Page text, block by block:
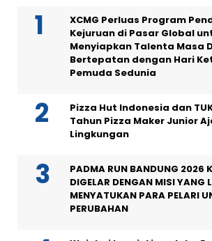
XCMG Perluas Program
Kejuruan di Pasar Global
Menyiapkan Talenta Masa
Bertepatan dengan Hari
Pemuda Sedunia
Pizza Hut Indonesia dan
Tahun Pizza Maker Junior
Lingkungan
PADMA RUN BANDUNG 2026
DIGELAR DENGAN MISI YANG
MENYATUKAN PARA PELARI
PERUBAHAN